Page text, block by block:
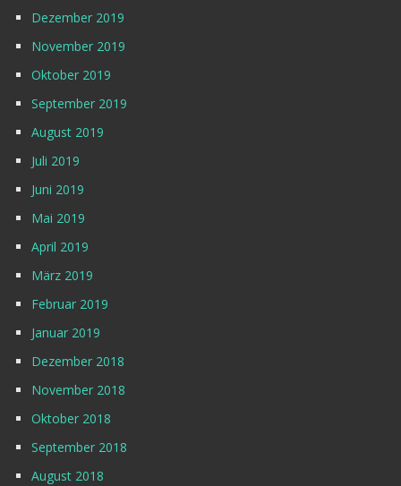
Dezember 2019
November 2019
Oktober 2019
September 2019
August 2019
Juli 2019
Juni 2019
Mai 2019
April 2019
März 2019
Februar 2019
Januar 2019
Dezember 2018
November 2018
Oktober 2018
September 2018
August 2018